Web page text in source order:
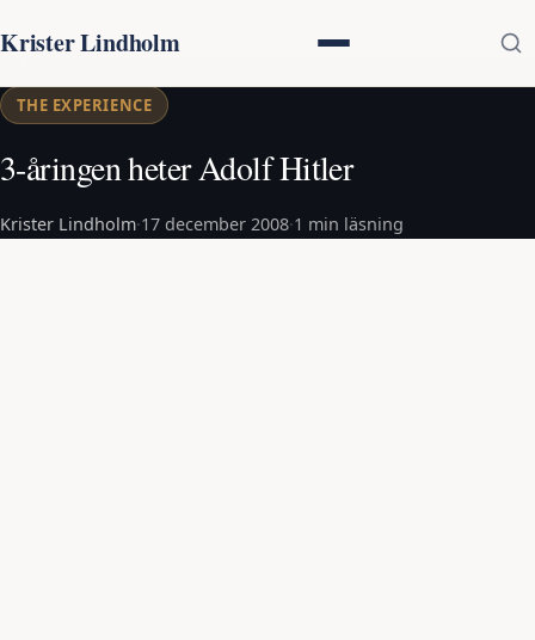
Krister Lindholm
THE EXPERIENCE
3-åringen heter Adolf Hitler
Krister Lindholm·17 december 2008·1 min läsning